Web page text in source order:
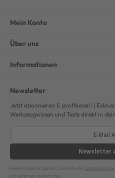
Mein Konto
Über uns
Informationen
Newsletter
Jetzt abonnieren & profitieren! |
Werkzeugwissen und Tests direkt in
Newsletter
Hiermit bestätige ich, dass ich die
ich jederzeit widerrufen.